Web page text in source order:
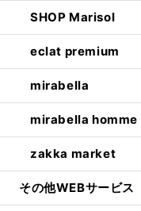
SHOP Marisol
eclat premium
mirabella
mirabella homme
zakka market
その他WEBサービス